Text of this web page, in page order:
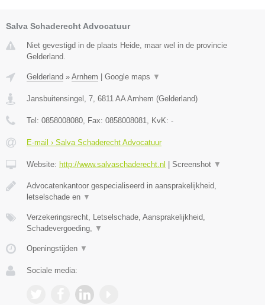
Salva Schaderecht Advocatuur
Niet gevestigd in de plaats Heide, maar wel in de provincie
Gelderland.
Gelderland » Arnhem Google maps ▼
Jansbuitensingel, 7, 6811 AA Arnhem (Gelderland)
Tel: 0858008080, Fax: 0858008081, KvK: -
E-mail › Salva Schaderecht Advocatuur
Website: http://www.salvaschaderecht.nl Screenshot ▼
Advocatenkantoor gespecialiseerd in aansprakelijkheid,
letselschade en ▼
Verzekeringsrecht, Letselschade, Aansprakelijkheid,
Schadevergoeding, ▼
Openingstijden ▼
Sociale media: